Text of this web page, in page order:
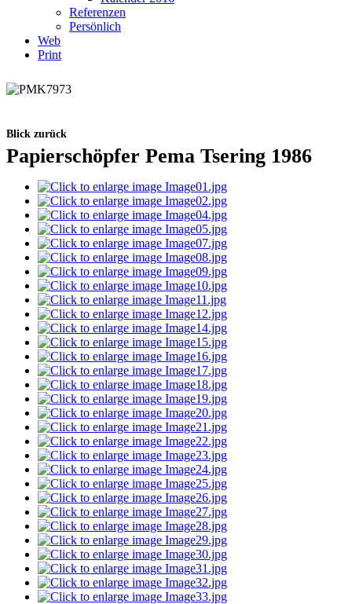
Referenzen
Persönlich
Web
Print
Blick zurück
Papierschöpfer Pema Tsering 1986